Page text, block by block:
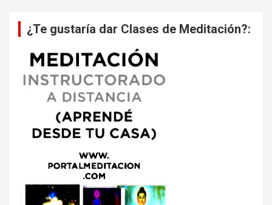
¿Te gustaría dar Clases de Meditación?: